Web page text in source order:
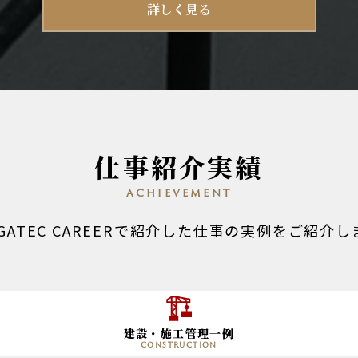
詳しく見る
仕事紹介実績
achievement
CAREERで紹介した仕事の実例をご紹介し
建設・施工管理一例
construction